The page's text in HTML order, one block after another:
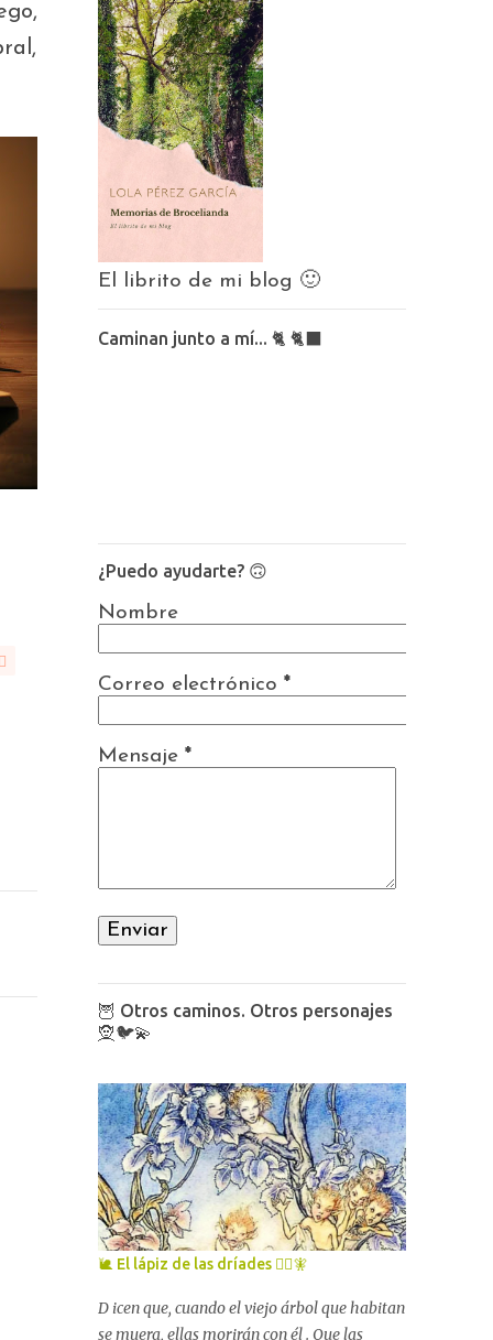
El librito de mi blog 🙂
Caminan junto a mí... 🐈 🐈‍⬛
¿Puedo ayudarte? 🙃
Nombre
Correo electrónico *
Mensaje *
🦉 Otros caminos. Otros personajes
🧝🐦💫
🐌 El lápiz de las dríades 🧚‍♀️🧚
D icen que, cuando el viejo árbol que habitan
se muera, ellas morirán con él . Que las